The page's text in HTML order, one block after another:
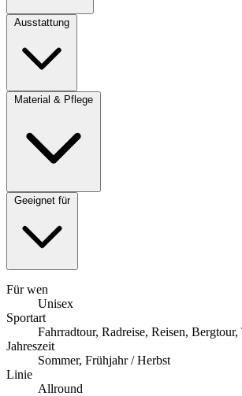
Ausstattung
Material & Pflege
Geeignet für
Für wen
Unisex
Sportart
Fahrradtour, Radreise, Reisen,
Jahreszeit
Sommer, Frühjahr / Herbst
Linie
Allround